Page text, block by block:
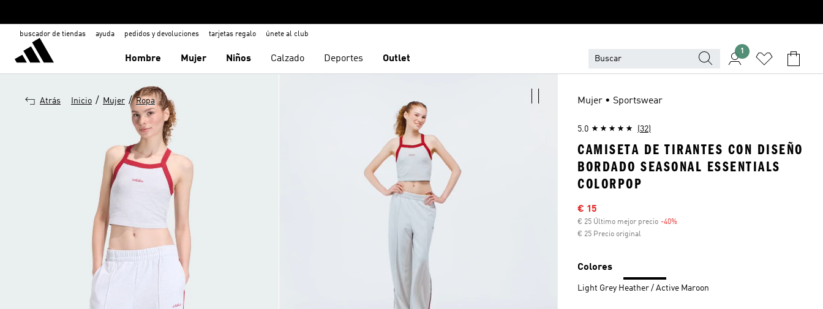
buscador de tiendas ayuda pedidos y devoluciones tarjetas regalo únete al club
Hombre Mujer Niños Calzado Deportes Outlet
1
Atrás Inicio / Mujer / Ropa Mujer • Sportswear
5.0 (32)
CAMISETA DE TIRANTES CON DISEÑO
BORDADO SEASONAL ESSENTIALS
COLORPOP
Precio rebajado
€ 15
€ 25 Último mejor precio -40%
€ 25 Precio original
Colores
Light Grey Heather / Active Maroon